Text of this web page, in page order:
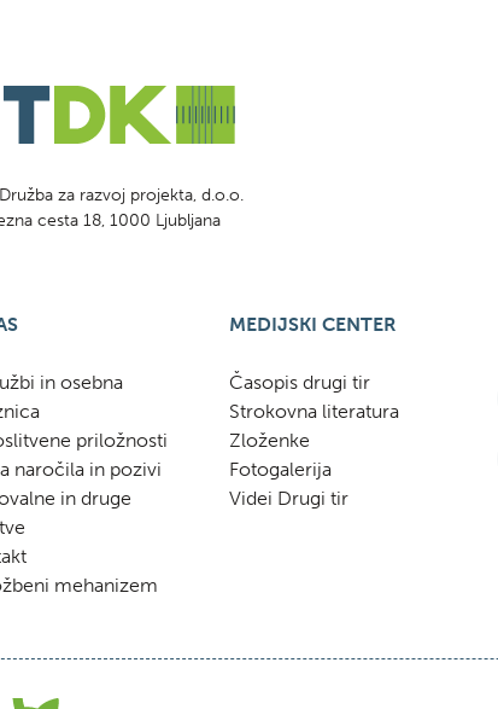
za razvoj projekta, d.o.o.
cesta 18, 1000 Ljubljana
in osebna
priložnosti
naročila in pozivi
in druge
mehanizem
MEDIJSKI CENTER
Časopis drugi tir
Strokovna literatura
Zloženke
Fotogalerija
Videi Drugi tir